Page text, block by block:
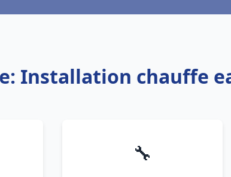
Installation chauffe
🔧